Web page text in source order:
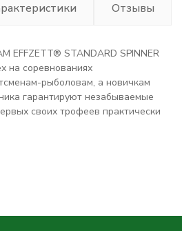
Отзывы
EFFZETT® STANDARD SPINNER
на соревнованиях
рыболовам, а новичкам
гарантируют незабываемые
своих трофеев практически